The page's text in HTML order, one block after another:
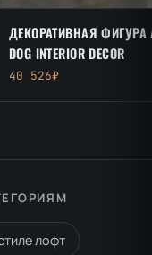
ДЕКОРАТИВНАЯ ФИГУРА
DOG INTERIOR DECOR
40 526₽
лофт